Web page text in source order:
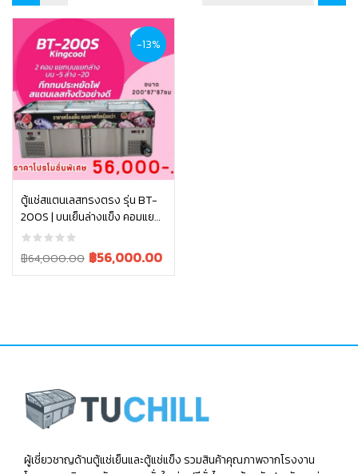
-13%
ตู้แช่สแตนเลสทรงตรง รุ่น BT-
200S | บนเย็นล่างแข็ง คอมแยก
2 ตัว ประหยัดไฟ ถาดแช่โชว์
สวยงาม
฿64,000.00
Original
฿56,000.00
Current
หยิบใส่ตะกร้า
ผู้เชี่ยวชาญด้านตู้แช่เย็นและตู้แช่แข็ง รวมสินค้าคุณภาพจากโรงงาน